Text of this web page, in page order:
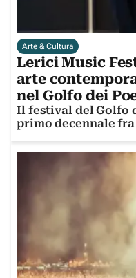
Arte & Cultura
Lerici Music
arte
nel Golfo dei
Il festival del Golfo
primo decennale